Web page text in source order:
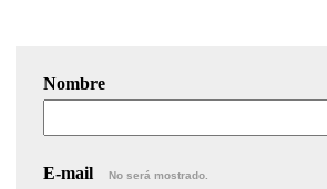
Nombre
E-mail No será mostrado.